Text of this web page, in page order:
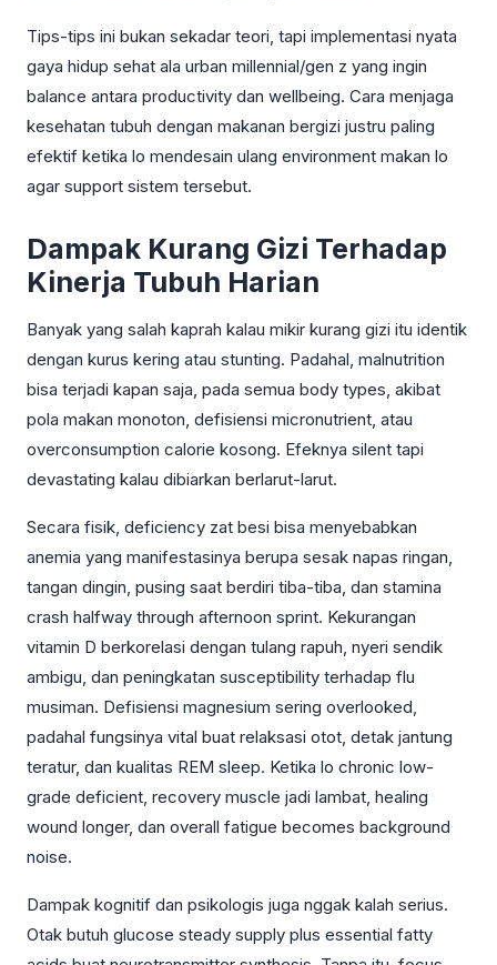
Tips-tips ini bukan sekadar teori, tapi implementasi nyata
gaya hidup sehat ala urban millennial/gen z yang ingin
balance antara productivity dan wellbeing. Cara menjaga
kesehatan tubuh dengan makanan bergizi justru paling
efektif ketika lo mendesain ulang environment makan lo
agar support sistem tersebut.
Dampak Kurang Gizi Terhadap
Kinerja Tubuh Harian
Banyak yang salah kaprah kalau mikir kurang gizi itu identik
dengan kurus kering atau stunting. Padahal, malnutrition
bisa terjadi kapan saja, pada semua body types, akibat
pola makan monoton, defisiensi micronutrient, atau
overconsumption calorie kosong. Efeknya silent tapi
devastating kalau dibiarkan berlarut-larut.
Secara fisik, deficiency zat besi bisa menyebabkan
anemia yang manifestasinya berupa sesak napas ringan,
tangan dingin, pusing saat berdiri tiba-tiba, dan stamina
crash halfway through afternoon sprint. Kekurangan
vitamin D berkorelasi dengan tulang rapuh, nyeri sendik
ambigu, dan peningkatan susceptibility terhadap flu
musiman. Defisiensi magnesium sering overlooked,
padahal fungsinya vital buat relaksasi otot, detak jantung
teratur, dan kualitas REM sleep. Ketika lo chronic low-
grade deficient, recovery muscle jadi lambat, healing
wound longer, dan overall fatigue becomes background
noise.
Dampak kognitif dan psikologis juga nggak kalah serius.
Otak butuh glucose steady supply plus essential fatty